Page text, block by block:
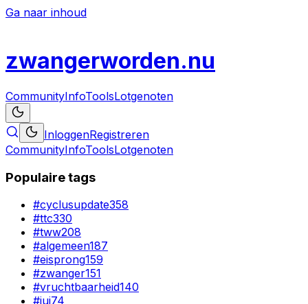
Ga naar inhoud
zwangerworden.nu
CommunityInfoToolsLotgenoten
InloggenRegistreren
CommunityInfoToolsLotgenoten
Populaire tags
#cyclusupdate358
#ttc330
#tww208
#algemeen187
#eisprong159
#zwanger151
#vruchtbaarheid140
#iui74